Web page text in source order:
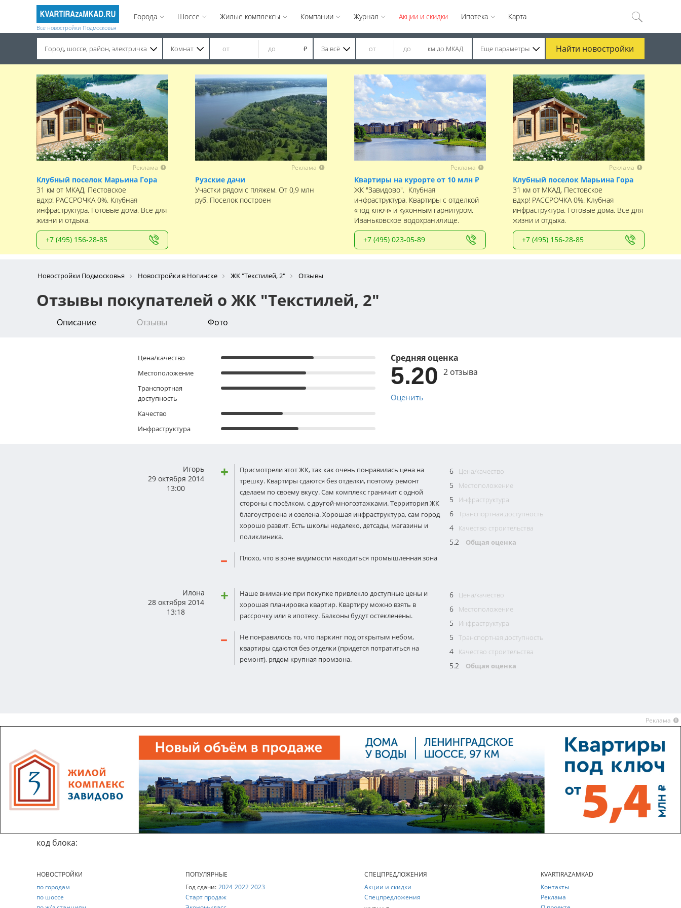
Все новостройки Подмосковья
Города Шоссе Жилые комплексы Компании Журнал Акции и скидки Ипотека Карта
Город, шоссе, район, электричка Комнат ₽ За всё км до МКАД Еще параметры Найти новостройки
Реклама
Клубный поселок Марьина Гора
31 км от МКАД, Пестовское
вдхр! РАССРОЧКА 0%. Клубная
инфраструктура. Готовые дома. Все для
жизни и отдыха.
+7 (495) 156-28-85
Реклама
Рузские дачи
Участки рядом с пляжем. От 0,9 млн
руб. Поселок построен
Реклама
Квартиры на курорте от 10 млн ₽
ЖК "Завидово". Клубная
инфраструктура. Квартиры с отделкой
«под ключ» и кухонным гарнитуром.
Иваньковское водохранилище.
+7 (495) 023-05-89
Реклама
Клубный поселок Марьина Гора
31 км от МКАД, Пестовское
вдхр! РАССРОЧКА 0%. Клубная
инфраструктура. Готовые дома. Все для
жизни и отдыха.
+7 (495) 156-28-85
Новостройки Подмосковья Новостройки в Ногинске ЖК "Текстилей, 2" Отзывы
Отзывы покупателей о ЖК "Текстилей, 2"
Описание Отзывы Фото
Цена/качество
Местоположение
Транспортная
доступность
Качество
Инфраструктура
Средняя оценка
5.20 2 отзыва
Оценить
Игорь
29 октября 2014
13:00
Присмотрели этот ЖК, так как очень понравилась цена на
трешку. Квартиры сдаются без отделки, поэтому ремонт
сделаем по своему вкусу. Сам комплекс граничит с одной
стороны с посёлком, с другой-многоэтажками. Территория ЖК
благоустроена и озелена. Хорошая инфраструктура, сам город
хорошо развит. Есть школы недалеко, детсады, магазины и
поликлиника.
Плохо, что в зоне видимости находиться промышленная зона
6 Цена/качество
5 Местоположение
5 Инфраструктура
6 Транспортная доступность
4 Качество строительства
5.2 Общая оценка
Илона
28 октября 2014
13:18
Наше внимание при покупке привлекло доступные цены и
хорошая планировка квартир. Квартиру можно взять в
рассрочку или в ипотеку. Балконы будут остекленены.
Не понравилось то, что паркинг под открытым небом,
квартиры сдаются без отделки (придется потратиться на
ремонт), рядом крупная промзона.
6 Цена/качество
6 Местоположение
5 Инфраструктура
5 Транспортная доступность
4 Качество строительства
5.2 Общая оценка
Реклама
код блока:
НОВОСТРОЙКИ
по городам
по шоссе
ПОПУЛЯРНЫЕ
Год сдачи: 2024 2022 2023
Старт продаж
СПЕЦПРЕДЛОЖЕНИЯ
Акции и скидки
Спецпредложения
KVARTIRAZAMKAD
Контакты
Реклама